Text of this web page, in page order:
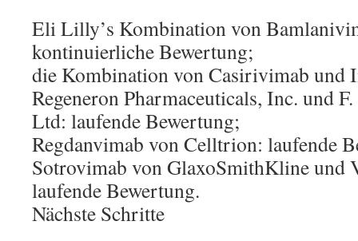
Eli Lilly’s Kombination von
kontinuierliche Bewertung;
die Kombination von Casirivimab und
Regeneron Pharmaceuticals, Inc. und
Ltd: laufende Bewertung;
Regdanvimab von Celltrion: laufende
Sotrovimab von GlaxoSmithKline und
laufende Bewertung.
Nächste Schritte